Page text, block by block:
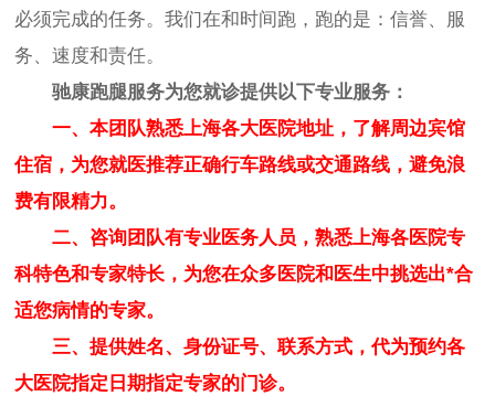
必须完成的任务。我们在和时间跑，跑的是：信誉、服
务、速度和责任。
驰康跑腿服务为您就诊提供以下专业服务：
一、本团队熟悉上海各大医院地址，了解周边宾馆
住宿，为您就医推荐正确行车路线或交通路线，避免浪
费有限精力。
二、咨询团队有专业医务人员，熟悉上海各医院专
科特色和专家特长，为您在众多医院和医生中挑选出*合
适您病情的专家。
三、提供姓名、身份证号、联系方式，代为预约各
大医院指定日期指定专家的门诊。